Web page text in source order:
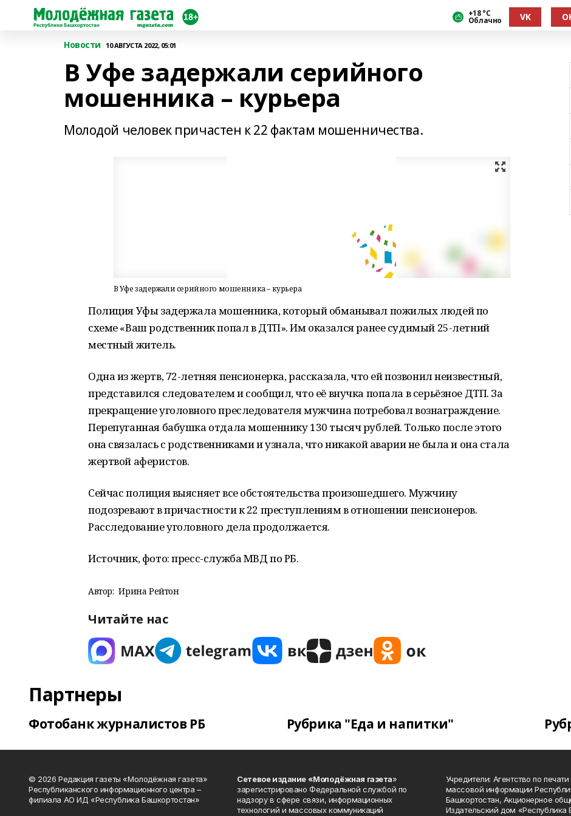
+18 °С
Облачно VK
Новости 10 АВГУСТА 2022, 05:01
В Уфе задержали серийного
мошенника – курьера
Молодой человек причастен к 22 фактам мошенничества.
В Уфе задержали серийного мошенника – курьера
Полиция Уфы задержала мошенника, который обманывал пожилых людей по
схеме «Ваш родственник попал в ДТП». Им оказался ранее судимый 25-летний
местный житель.
Одна из жертв, 72-летняя пенсионерка, рассказала, что ей позвонил неизвестный,
представился следователем и сообщил, что её внучка попала в серьёзное ДТП. За
прекращение уголовного преследователя мужчина потребовал вознаграждение.
Перепуганная бабушка отдала мошеннику 130 тысяч рублей. Только после этого
она связалась с родственниками и узнала, что никакой аварии не была и она стала
жертвой аферистов.
Сейчас полиция выясняет все обстоятельства произошедшего. Мужчину
подозревают в причастности к 22 преступлениям в отношении пенсионеров.
Расследование уголовного дела продолжается.
Источник, фото: пресс-служба МВД по РБ.
Автор: Ирина Рейтон
Читайте нас
Партнеры
Фотобанк журналистов РБ Рубрика "Еда и напитки"
© 2026 Редакция газеты «Молодёжная газета»
Республиканского информационного центра –
филиала АО ИД «Республика Башкортостан»
Сетевое издание «Молодёжная газета»
зарегистрировано Федеральной службой по
надзору в сфере связи, информационных
технологий и массовых коммуникаций
Учредители: Агентство по
массовой информации
Башкортостан, Акционерное
Издательский дом «Республика